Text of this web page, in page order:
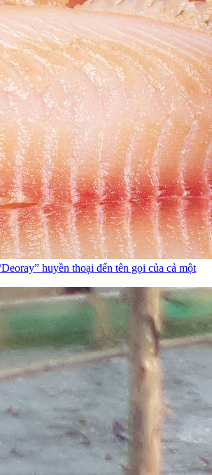
huyền thoại đến tên gọi của cả một